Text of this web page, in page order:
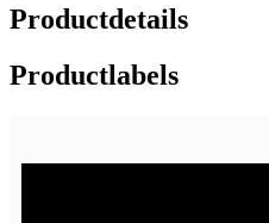
Productdetails
Productlabels